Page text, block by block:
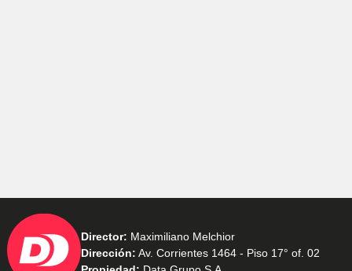
Director: Maximiliano Melchior
Dirección: Av. Corrientes 1464 - Piso 17° of. 02